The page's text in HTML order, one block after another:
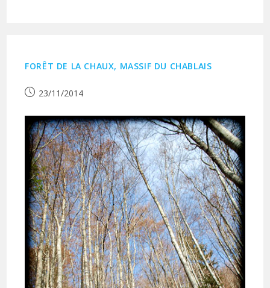
FORÊT DE LA CHAUX, MASSIF DU CHABLAIS
Publication
23/11/2014